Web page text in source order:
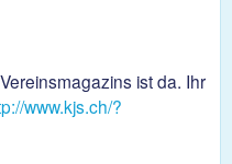
ist da. Ihr
www.kjs.ch/?